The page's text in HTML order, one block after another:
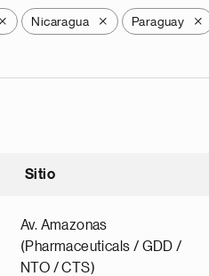
X Nicaragua X Paraguay X
Sitio
Av. Amazonas
(Pharmaceuticals / GDD /
NTO / CTS)